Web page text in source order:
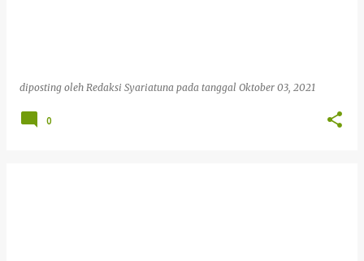
diposting oleh Redaksi Syariatuna pada tanggal Oktober 03, 2021
0